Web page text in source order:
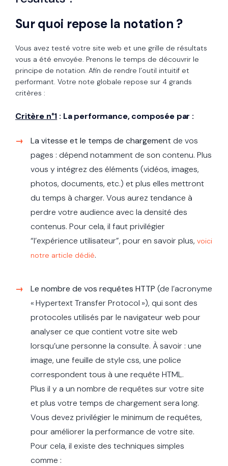
Sur quoi repose la notation ?
Vous avez testé votre site web et une grille de résultats
vous a été envoyée. Prenons le temps de découvrir le
principe de notation. Afin de rendre l’outil intuitif et
performant. Votre note globale repose sur 4 grands
critères :
Critère n°1 : La performance,composée par :
La vitesse et le temps de chargement de vos
pages : dépend notamment de son contenu. Plus
vous y intégrez des éléments (vidéos, images,
photos, documents, etc.) et plus elles mettront
du temps à charger. Vous aurez tendance à
perdre votre audience avec la densité des
contenus. Pour cela, il faut privilégier
“l’expérience utilisateur”, pour en savoir plus, voici
notre article dédié.
Le nombre de vos requêtes HTTP (de l’acronyme
« Hypertext Transfer Protocol »), qui sont des
protocoles utilisés par le navigateur web pour
analyser ce que contient votre site web
lorsqu’une personne la consulte. À savoir : une
image, une feuille de style css, une police
correspondent tous à une requête HTML.
Plus il y a un nombre de requêtes sur votre site
et plus votre temps de chargement sera long.
Vous devez privilégier le minimum de requêtes,
pour améliorer la performance de votre site.
Pour cela, il existe des techniques simples
comme :